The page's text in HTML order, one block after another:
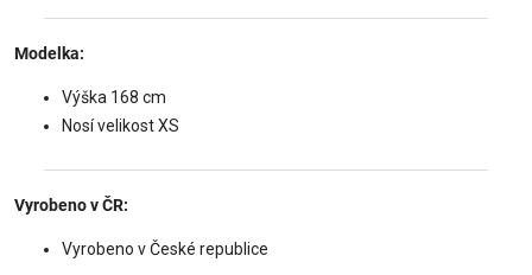
Modelka:
Výška 168 cm
Nosí velikost XS
Vyrobeno v ČR:
Vyrobeno v České republice